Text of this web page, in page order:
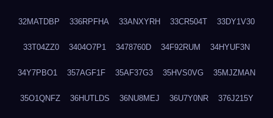
32MATDBP 336RPFHA 33ANXYRH 33CR504T 33DY1V30
33T04ZZ0 3404O7P1 3478760D 34F92RUM 34HYUF3N
34Y7PBO1 357AGF1F 35AF37G3 35HVS0VG 35MJZMAN
35O1QNFZ 36HUTLDS 36NU8MEJ 36U7Y0NR 376J215Y